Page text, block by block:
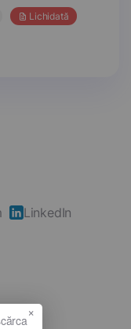
Lichidată
LinkedIn
×